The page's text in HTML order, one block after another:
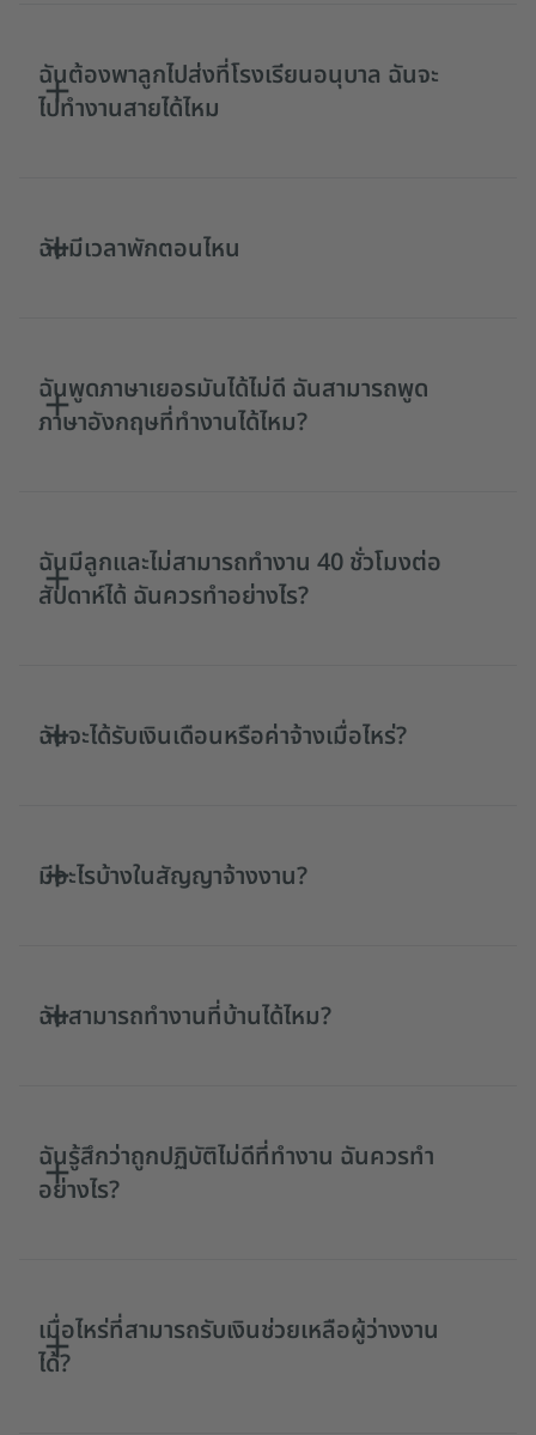
ฉันต้องพาลูกไปส่งที่โรงเรียนอนุบาล ฉันจะ
ไปทำงานสายได้ไหม
ฉันมีเวลาพักตอนไหน
ฉันพูดภาษาเยอรมันได้ไม่ดี ฉันสามารถพูด
ภาษาอังกฤษที่ทำงานได้ไหม?
ฉันมีลูกและไม่สามารถทำงาน 40 ชั่วโมงต่อ
สัปดาห์ได้ ฉันควรทำอย่างไร?
ฉันจะได้รับเงินเดือนหรือค่าจ้างเมื่อไหร่?
มีอะไรบ้างในสัญญาจ้างงาน?
ฉันสามารถทำงานที่บ้านได้ไหม?
ฉันรู้สึกว่าถูกปฏิบัติไม่ดีที่ทำงาน ฉันควรทำ
อย่างไร?
เมื่อไหร่ที่สามารถรับเงินช่วยเหลือผู้ว่างงาน
ได้?